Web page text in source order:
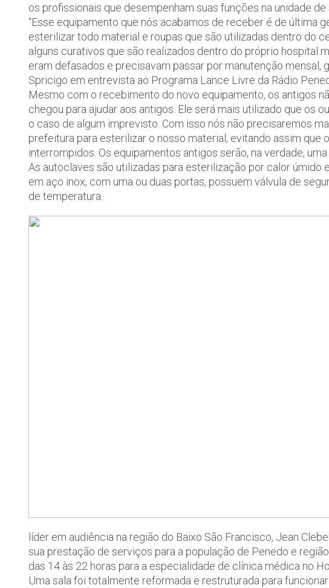
os profissionais que desempenham suas funções na unidade de
“Esse equipamento que nós acabamos de receber é de última
esterilizar todo material e roupas que são utilizadas dentro do
alguns curativos que são realizados dentro do próprio hospital
eram defasados e precisavam passar por manutenção mensal,
Spricigo em entrevista ao Programa Lance Livre da Rádio
Mesmo com o recebimento do novo equipamento, os antigos
chegou para ajudar aos antigos. Ele será mais utilizado que os
o caso de algum imprevisto. Com isso nós não precisaremos
prefeitura para esterilizar o nosso material, evitando assim
interrompidos. Os equipamentos antigos serão, na verdade,
As autoclaves são utilizadas para esterilização por calor
em aço inox, com uma ou duas portas, possuem válvula de
de temperatura.
líder em audiência na região do Baixo São Francisco, Jean
sua prestação de serviços para a população de Penedo e
das 14 às 22 horas para a especialidade de clínica médica no
Uma sala foi totalmente reformada e restruturada para